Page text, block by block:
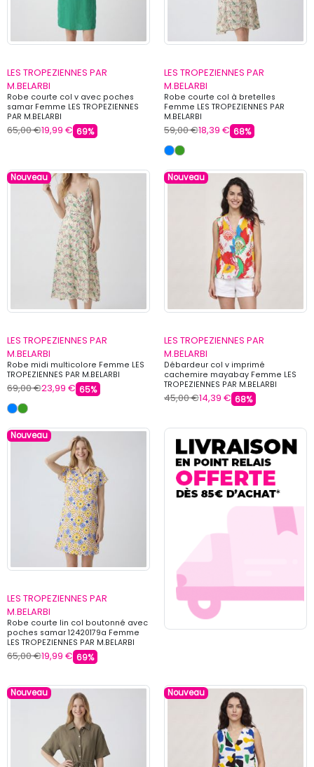
LES TROPEZIENNES PAR
M.BELARBI
Robe courte col v avec poches
samar Femme LES TROPEZIENNES
PAR M.BELARBI
65,00 €19,99 € 69%
LES TROPEZIENNES PAR
M.BELARBI
Robe courte col à bretelles
Femme LES TROPEZIENNES PAR
M.BELARBI
59,00 €18,39 € 68%
Nouveau
LES TROPEZIENNES PAR
M.BELARBI
Robe midi multicolore Femme LES
TROPEZIENNES PAR M.BELARBI
69,00 €23,99 € 65%
Nouveau
LES TROPEZIENNES PAR
M.BELARBI
Débardeur col v imprimé
cachemire mayabay Femme LES
TROPEZIENNES PAR M.BELARBI
45,00 €14,39 € 68%
Nouveau
LES TROPEZIENNES PAR
M.BELARBI
Robe courte lin col boutonné avec
poches samar 12420179a Femme
LES TROPEZIENNES PAR M.BELARBI
65,00 €19,99 € 69%
Nouveau Nouveau